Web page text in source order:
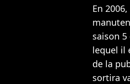
En
saison
lequel il
de la
sortira